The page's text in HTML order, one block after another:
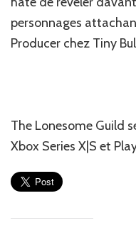
personnages
Producer chez Tiny
The Lonesome Guild
Xbox Series X|S et